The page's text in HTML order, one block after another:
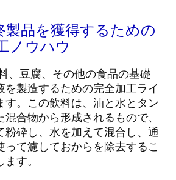
製品を獲得するための
ノウハウ
、豆腐、その他の食品の基礎
を製造するための完全加工ライ
す。この飲料は、油と水とタン
合物から形成されるもので、
粉砕し、水を加えて混合し、通
って濾しておからを除去するこ
ます。